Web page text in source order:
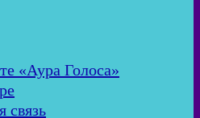
«Аура Голоса»
связь